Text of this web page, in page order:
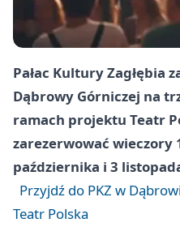
Pałac Kultury Zagłębia
Dąbrowy Górniczej na
ramach projektu Teatr
zarezerwować wieczory
października i 3
Przyjdź do PKZ w
Teatr Polska